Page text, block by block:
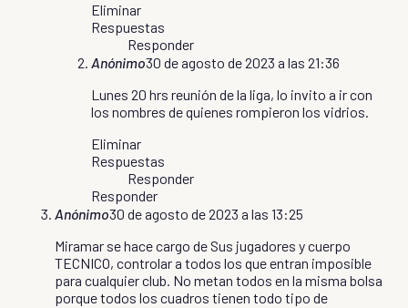
Eliminar
Respuestas
Responder
Anónimo30 de agosto de 2023 a las 21:36
Lunes 20 hrs reunión de la liga, lo invito a ir con
los nombres de quienes rompieron los vidrios.
Eliminar
Respuestas
Responder
Responder
Anónimo30 de agosto de 2023 a las 13:25
Miramar se hace cargo de Sus jugadores y cuerpo
TECNICO, controlar a todos los que entran imposible
para cualquier club. No metan todos en la misma bolsa
porque todos los cuadros tienen todo tipo de